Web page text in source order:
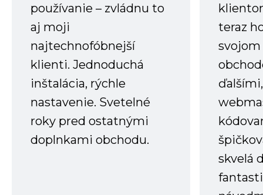
používanie – zvládnu to
aj moji
najtechnofóbnejší
klienti. Jednoduchá
inštalácia, rýchle
nastavenie. Svetelné
roky pred ostatnými
doplnkami obchodu.
teraz
skvelá